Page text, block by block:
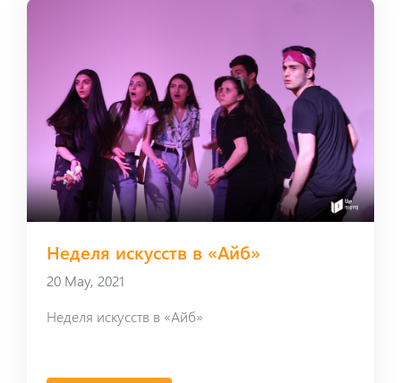
Неделя искусств в «Айб»
20 May, 2021
Неделя искусств в «Айб»